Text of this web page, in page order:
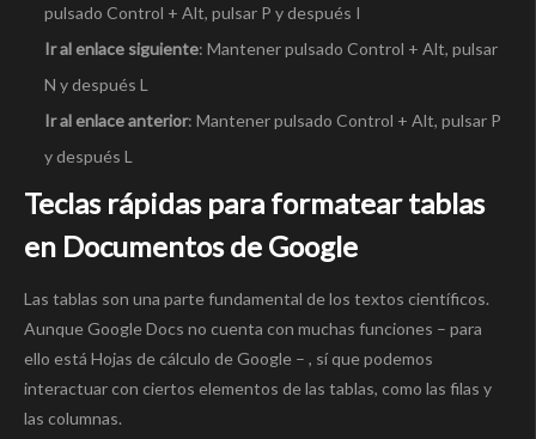
pulsado Control + Alt, pulsar P y después I
Ir al enlace siguiente: Mantener pulsado Control + Alt, pulsar
N y después L
Ir al enlace anterior: Mantener pulsado Control + Alt, pulsar P
y después L
Teclas rápidas para formatear tablas
en Documentos de Google
Las tablas son una parte fundamental de los textos científicos.
Aunque Google Docs no cuenta con muchas funciones – para
ello está Hojas de cálculo de Google – , sí que podemos
interactuar con ciertos elementos de las tablas, como las filas y
las columnas.